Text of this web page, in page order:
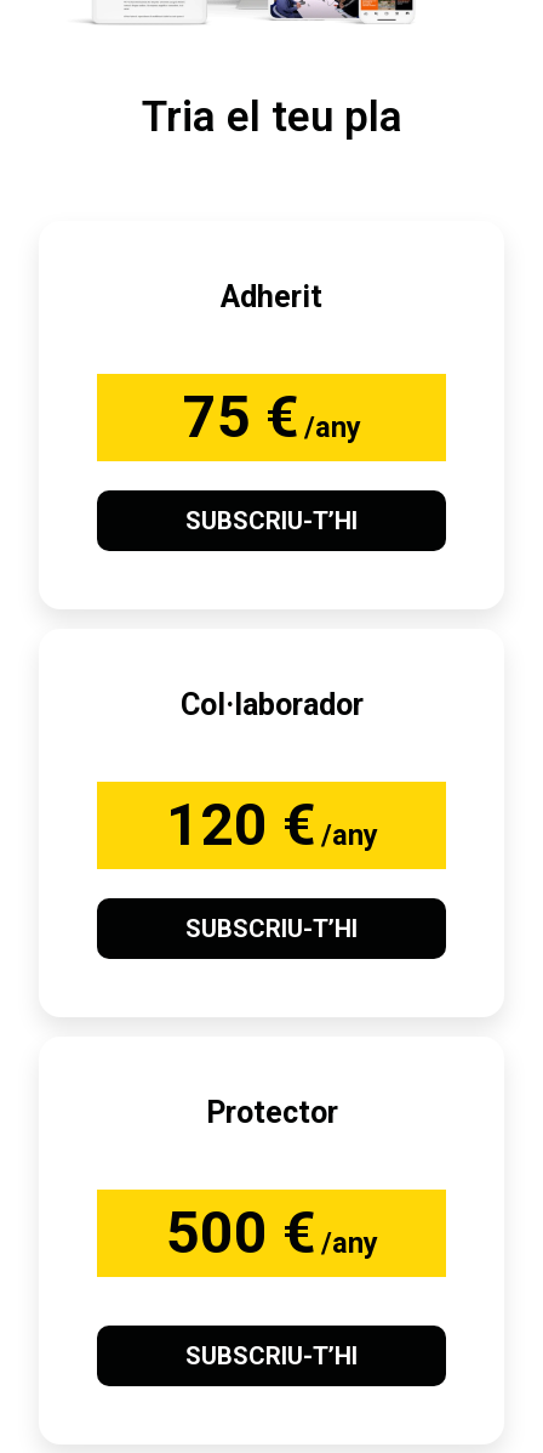
Tria el teu pla
Adherit
75 € /any
SUBSCRIU-T’HI
Col·laborador
120 € /any
SUBSCRIU-T’HI
Protector
500 € /any
SUBSCRIU-T’HI